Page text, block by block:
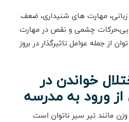
مهارت های شنیداری، ضعف
چشمی و نقص در مهارت
از جمله عوامل تاثیرگذار در بروز
خواندن در
ورود به مدرسه
مانند تیر سیر ناتوان است